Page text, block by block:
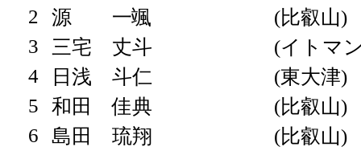
2
源 一颯
(比叡山)
3
三宅 丈斗
(イトマ
4
日浅 斗仁
(東大津)
5
和田 佳典
(比叡山)
6
島田 琉翔 (比叡山)